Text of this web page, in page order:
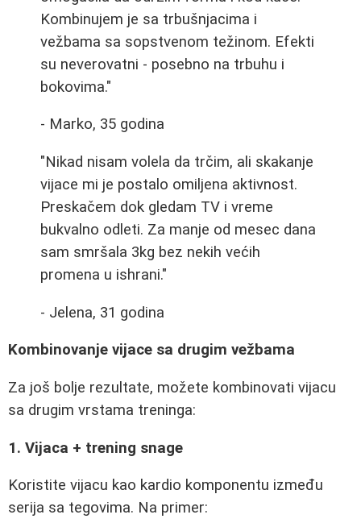
Kombinujem je sa trbušnjacima i
vežbama sa sopstvenom težinom. Efekti
su neverovatni - posebno na trbuhu i
bokovima."
- Marko, 35 godina
"Nikad nisam volela da trčim, ali skakanje
vijace mi je postalo omiljena aktivnost.
Preskačem dok gledam TV i vreme
bukvalno odleti. Za manje od mesec dana
sam smršala 3kg bez nekih većih
promena u ishrani."
- Jelena, 31 godina
Kombinovanje vijace sa drugim vežbama
Za još bolje rezultate, možete kombinovati vijacu
sa drugim vrstama treninga:
1. Vijaca + trening snage
Koristite vijacu kao kardio komponentu između
serija sa tegovima. Na primer: